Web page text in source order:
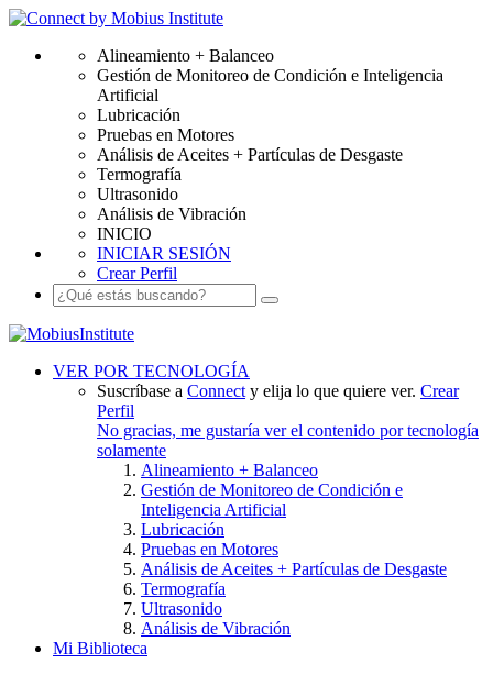
Alineamiento + Balanceo
Gestión de Monitoreo de Condición e Inteligencia
Artificial
Lubricación
Pruebas en Motores
Análisis de Aceites + Partículas de Desgaste
Termografía
Ultrasonido
Análisis de Vibración
INICIO
INICIAR SESIÓN
Crear Perfil
VER POR TECNOLOGÍA
Suscríbase a Connect y elija lo que quiere ver. Crear
Perfil
No gracias, me gustaría ver el contenido por tecnología
solamente
Alineamiento + Balanceo
Gestión de Monitoreo de Condición e
Inteligencia Artificial
Lubricación
Pruebas en Motores
Análisis de Aceites + Partículas de Desgaste
Termografía
Ultrasonido
Análisis de Vibración
Mi Biblioteca